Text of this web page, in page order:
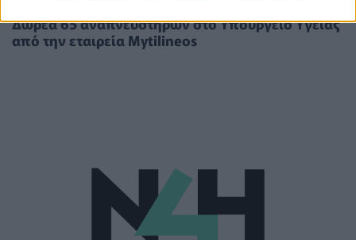
Δωρεά 65 αναπνευστήρων στο Υπουργείο Υγείας
από την εταιρεία Mytilineos